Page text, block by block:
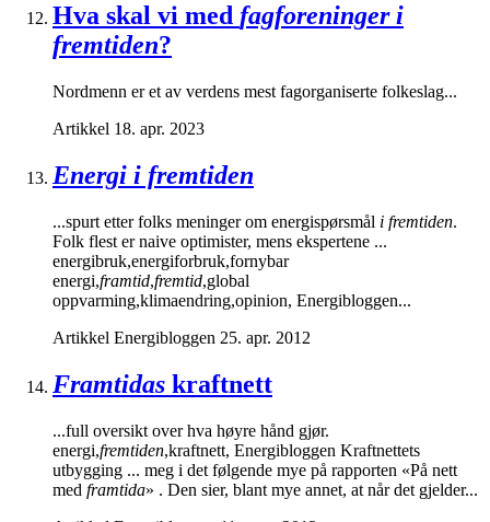
Hva skal vi med fagforeninger i
fremtiden?
Nordmenn er et av verdens mest fagorganiserte folkeslag...
Artikkel 18. apr. 2023
Energi i fremtiden
...spurt etter folks meninger om energispørsmål i fremtiden.
Folk flest er naive optimister, mens ekspertene ...
energibruk,energiforbruk,fornybar
energi,framtid,fremtid,global
oppvarming,klimaendring,opinion, Energibloggen...
Artikkel Energibloggen 25. apr. 2012
Framtidas kraftnett
...full oversikt over hva høyre hånd gjør.
energi,fremtiden,kraftnett, Energibloggen Kraftnettets
utbygging ... meg i det følgende mye på rapporten «På nett
med framtida» . Den sier, blant mye annet, at når det gjelder...